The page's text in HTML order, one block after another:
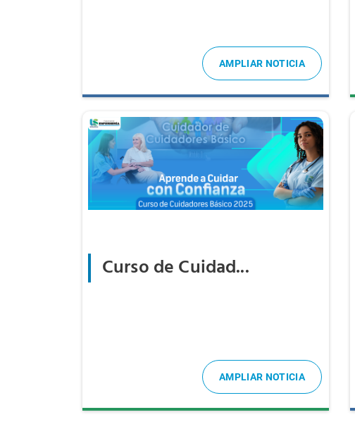
AMPLIAR NOTICIA
Curso de Cuidad...
AMPLIAR NOTICIA